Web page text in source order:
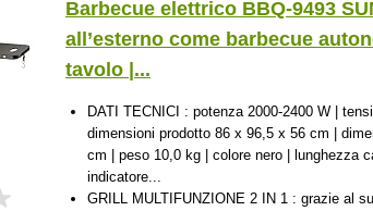
Barbecue elettrico BBQ-9493
all’esterno come barbecue
tavolo |...
DATI TECNICI : potenza 2000-2400 W |
dimensioni prodotto 86 x 96,5 x 56 cm |
cm | peso 10,0 kg | colore nero | lunghezza
indicatore...
GRILL MULTIFUNZIONE 2 IN 1 : grazie al